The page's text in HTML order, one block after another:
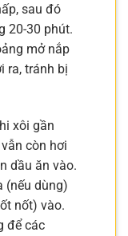
sau đó
20-30 phút.
mở nắp
ra, tránh bị
xôi gần
còn hơi
dầu ăn vào.
(nếu dùng)
nốt) vào.
để các